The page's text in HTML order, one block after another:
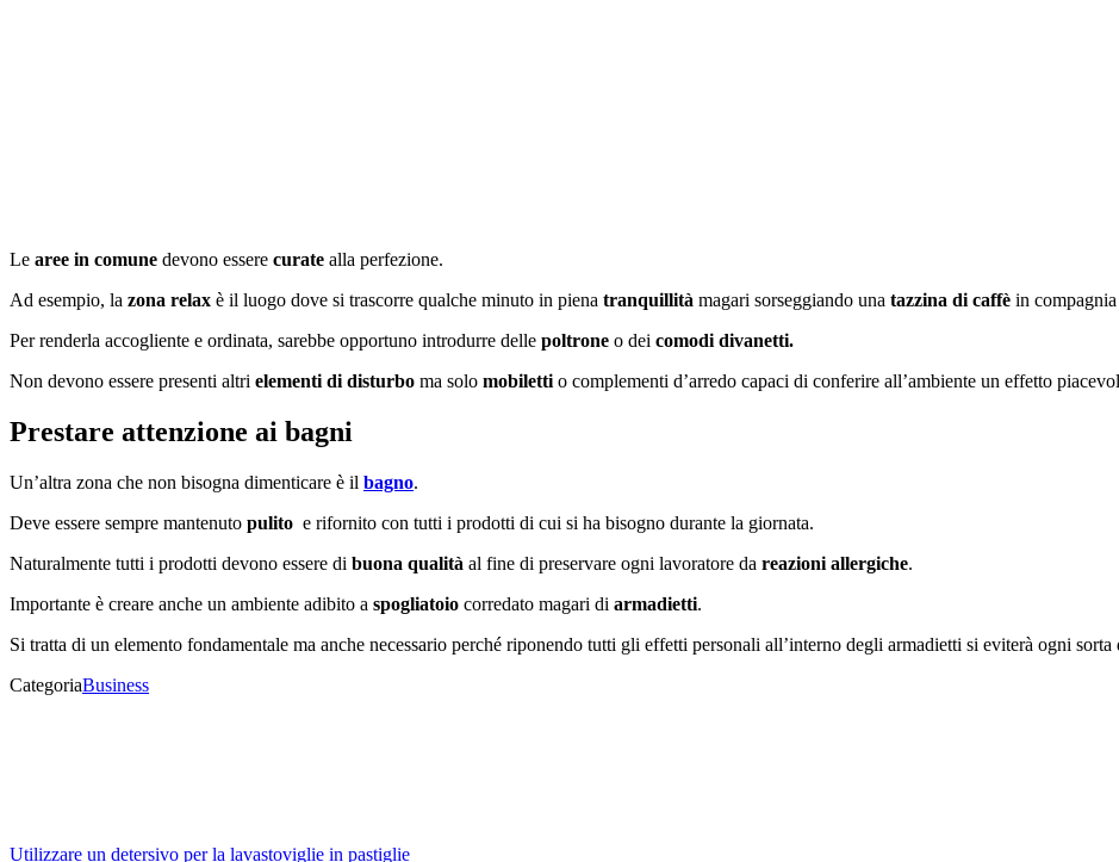
Le aree in comune devono essere curate alla perfezione.
Ad esempio, la zona relax è il luogo dove si trascorre qualche minuto in piena tranquillità magari sorseggiando una tazzina di caffè in
Per renderla accogliente e ordinata, sarebbe opportuno introdurre delle poltrone o dei comodi divanetti.
Non devono essere presenti altri elementi di disturbo ma solo mobilettio complementi d’arredo capaci di conferire all’ambiente un effetto
Prestare attenzione ai bagni
Un’altra zona che non bisogna dimenticare è il bagno.
Deve essere sempre mantenuto pulito e rifornito con tutti i prodotti di cui si ha bisogno durante la giornata.
Naturalmente tutti i prodotti devono essere di buona qualità al fine di preservare ogni lavoratore da reazioni allergiche.
Importante è creare anche un ambiente adibito a spogliatoio corredato magari di armadietti.
Si tratta di un elemento fondamentale ma anche necessario perché riponendo tutti gli effetti personali all’interno degli armadietti si eviterà ogni
CategoriaBusiness
Utilizzare un detersivo per la lavastoviglie in pastiglie